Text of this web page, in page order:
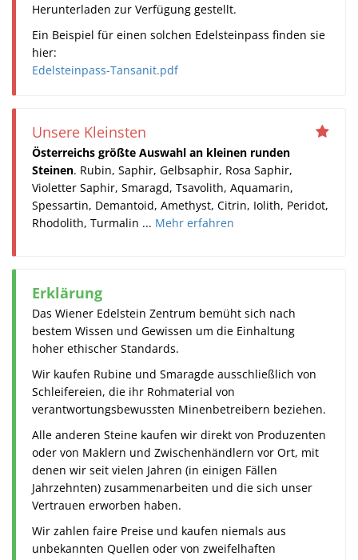
Herunterladen zur Verfügung gestellt.
Ein Beispiel für einen solchen Edelsteinpass finden sie
hier:
Edelsteinpass-Tansanit.pdf
Unsere Kleinsten
Österreichs größte Auswahl an kleinen runden
Steinen. Rubin, Saphir, Gelbsaphir, Rosa Saphir,
Violetter Saphir, Smaragd, Tsavolith, Aquamarin,
Spessartin, Demantoid, Amethyst, Citrin, Iolith, Peridot,
Rhodolith, Turmalin ... Mehr erfahren
Erklärung
Das Wiener Edelstein Zentrum bemüht sich nach
bestem Wissen und Gewissen um die Einhaltung
hoher ethischer Standards.
Wir kaufen Rubine und Smaragde ausschließlich von
Schleifereien, die ihr Rohmaterial von
verantwortungsbewussten Minenbetreibern beziehen.
Alle anderen Steine kaufen wir direkt von Produzenten
oder von Maklern und Zwischenhändlern vor Ort, mit
denen wir seit vielen Jahren (in einigen Fällen
Jahrzehnten) zusammenarbeiten und die sich unser
Vertrauen erworben haben.
Wir zahlen faire Preise und kaufen niemals aus
unbekannten Quellen oder von zweifelhaften